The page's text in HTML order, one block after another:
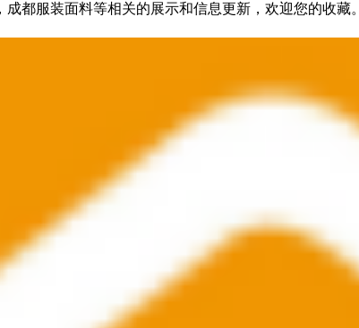
成都服装面料等相关的展示和信息更新，欢迎您的收藏。